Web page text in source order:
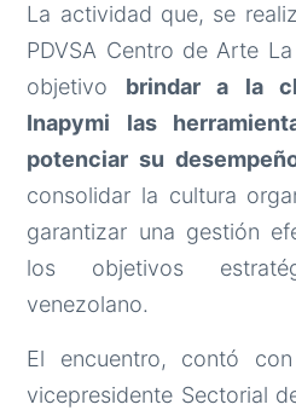
La actividad que, se
PDVSA Centro de Arte
objetivo brindar a la
Inapymi las
potenciar su
consolidar la cultura
garantizar una gestión
los objetivos
venezolano.
El encuentro, contó
vicepresidente Sectorial